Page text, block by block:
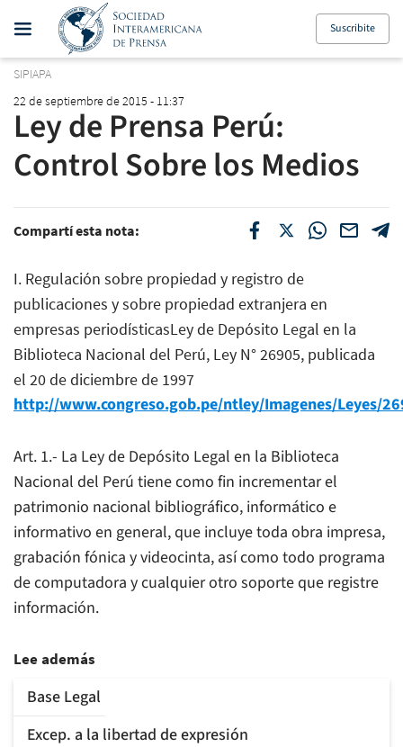
Suscribite
SIPIAPA
22 de septiembre de 2015 - 11:37
Ley de Prensa Perú:
Control Sobre los Medios
Compartí esta nota:
I. Regulación sobre propiedad y registro de
publicaciones y sobre propiedad extranjera en
empresas periodísticasLey de Depósito Legal en la
Biblioteca Nacional del Perú, Ley N° 26905, publicada
el 20 de diciembre de 1997
http://www.congreso.gob.pe/ntley/Imagenes/Leyes/
Art. 1.- La Ley de Depósito Legal en la Biblioteca
Nacional del Perú tiene como fin incrementar el
patrimonio nacional bibliográfico, informático e
informativo en general, que incluye toda obra impresa,
grabación fónica y videocinta, así como todo programa
de computadora y cualquier otro soporte que registre
información.
Lee además
Base Legal
Excep. a la libertad de expresión